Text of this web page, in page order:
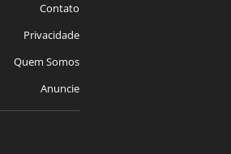
Contato
Privacidade
Quem Somos
Anuncie